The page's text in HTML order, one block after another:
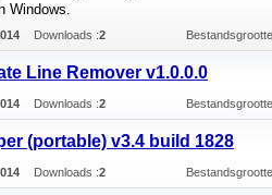
Windows.
Downloads :2
Line Remover v1.0.0.0
Downloads :2
(portable) v3.4 build 1828
Downloads :2